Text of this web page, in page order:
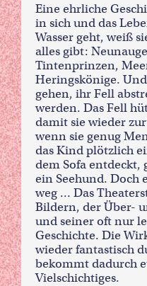
Eine ehrliche
in sich und das
Wasser geht, weiß
alles gibt:
Tintenprinzen,
Heringskönige.
gehen, ihr Fell
werden. Das Fell
damit sie wieder
wenn sie genug
das Kind plötzlich
dem Sofa entdeckt,
ein Seehund. Doch
weg … Das
Bildern, der Über-
und seiner oft nur
Geschichte. Die
wieder fantastisch
bekommt dadurch
Vielschichtiges.